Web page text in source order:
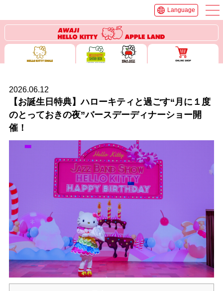
Language
2026.06.12
【お誕生日特典】ハローキティと過ごす“月に１度
のとっておきの夜”バースデーディナーショー開
催！